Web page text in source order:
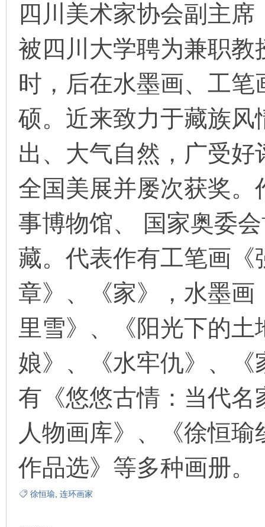
四川美术家协会副主
被四川大学聘为兼职
时，后在水墨画、工
硕。近来致力于藏族
出、大气自然，广受
全国美展并屡次获奖
事博物馆、 国家奥委
藏。代表作有工笔画
章》、《家》，水墨
里雪》、《阳光下的
娘》、《水牢仇》、
有《悠悠古情：当代
人物画库》、《徐恒
作品选》等多种画册。
徐恒瑜 连环画家